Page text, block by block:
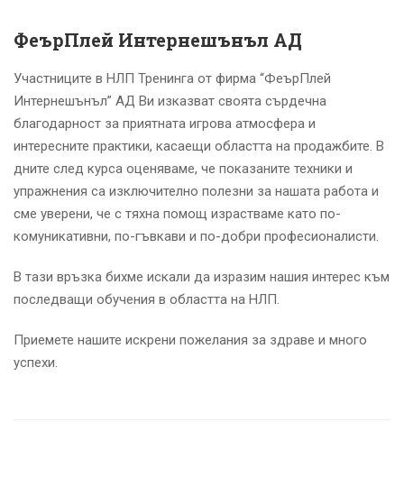
ФеърПлей Интернешънъл АД
Участниците в НЛП Тренинга от фирма “ФеърПлей
Интернешънъл” АД Ви изказват своята сърдечна
благодарност за приятната игрова атмосфера и
интересните практики, касаещи областта на продажбите. В
дните след курса оценяваме, че показаните техники и
упражнения са изключително полезни за нашата работа и
сме уверени, че с тяхна помощ израстваме като по-
комуникативни, по-гъвкави и по-добри професионалисти.
В тази връзка бихме искали да изразим нашия интерес към
последващи обучения в областта на НЛП.
Приемете нашите искрени пожелания за здраве и много
успехи.